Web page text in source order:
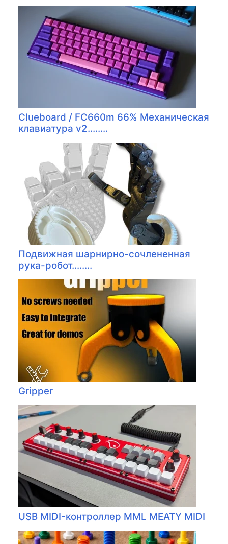
Clueboard / FC660m 66% Механическая
клавиатура v2........
Подвижная шарнирно-сочлененная
рука-робот........
Gripper
USB MIDI-контроллер MML MEATY MIDI